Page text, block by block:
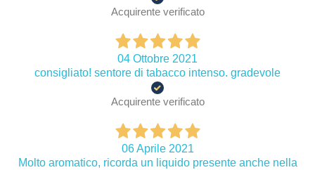
Acquirente verificato
04 Ottobre 2021
consigliato! sentore di tabacco intenso. gradevole
Acquirente verificato
06 Aprile 2021
Molto aromatico, ricorda un liquido presente anche nella